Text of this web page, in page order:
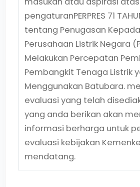
pengaturanPERPRES 71
tentang Penugasan
Perusahaan Listrik Negara
Melakukan Percepatan
Pembangkit Tenaga Listrik
Menggunakan Batubara.
evaluasi yang telah
yang anda berikan akan
informasi berharga untuk
evaluasi kebijakan
mendatang.